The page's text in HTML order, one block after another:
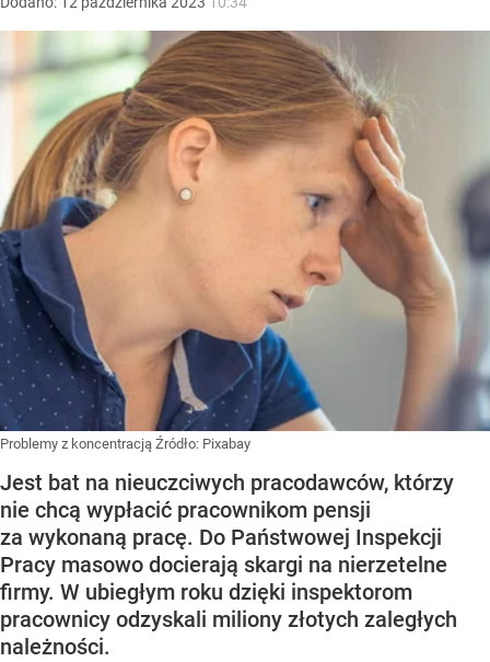
Problemy z koncentracją Źródło: Pixabay
Jest bat na nieuczciwych pracodawców, którzy
nie chcą wypłacić pracownikom pensji
za wykonaną pracę. Do Państwowej Inspekcji
Pracy masowo docierają skargi na nierzetelne
firmy. W ubiegłym roku dzięki inspektorom
pracownicy odzyskali miliony złotych zaległych
należności.